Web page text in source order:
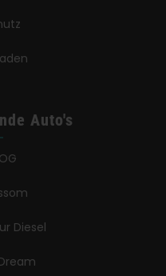
Auto's
Diesel